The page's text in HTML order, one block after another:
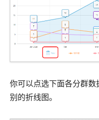
你可以点选下面各分群
别的折线图。